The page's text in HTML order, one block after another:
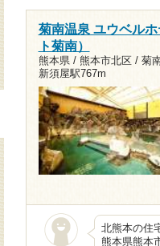
菊南温泉 ユウベル
ト菊南）
熊本県 / 熊本市北区 / 菊
新須屋駅767m
北
熊本県熊本